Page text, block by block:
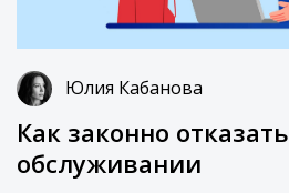
Юлия Кабанова
Как законно
обслуживании